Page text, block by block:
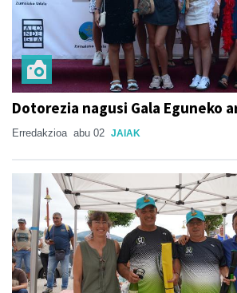
Dotorezia nagusi Gala Eguneko
Erredakzioa abu 02 JAIAK